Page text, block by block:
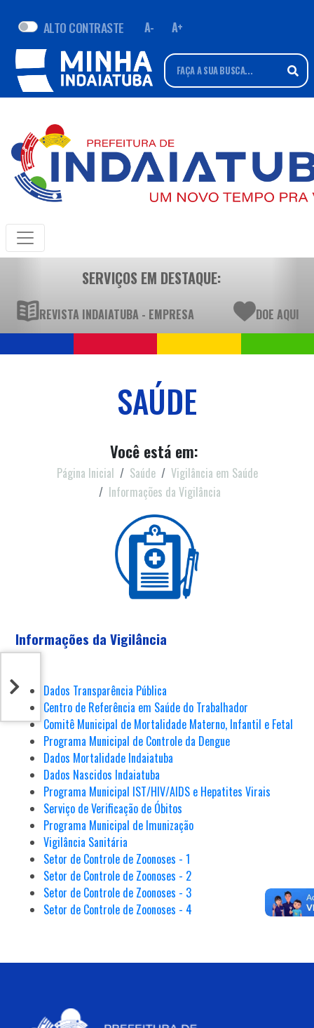
ALTO CONTRASTE A- A+
SERVIÇOS EM DESTAQUE:
REVISTA INDAIATUBA - EMPRESA DOE AQUI
SAÚDE
Você está em:
Página Inicial Saúde
Vigilância em Saúde
Informações da Vigilância
Informações da Vigilância
Dados Transparência Pública
Centro de Referência em Saúde do Trabalhador
Comitê Municipal de Mortalidade Materno, Infantil e Fetal
Programa Municipal de Controle da Dengue
Dados Mortalidade Indaiatuba
Dados Nascidos Indaiatuba
Programa Municipal IST/HIV/AIDS e Hepatites Virais
Serviço de Verificação de Óbitos
Programa Municipal de Imunização
Vigilância Sanitária
Setor de Controle de Zoonoses - 1
Setor de Controle de Zoonoses - 2
Setor de Controle de Zoonoses - 3
Setor de Controle de Zoonoses - 4